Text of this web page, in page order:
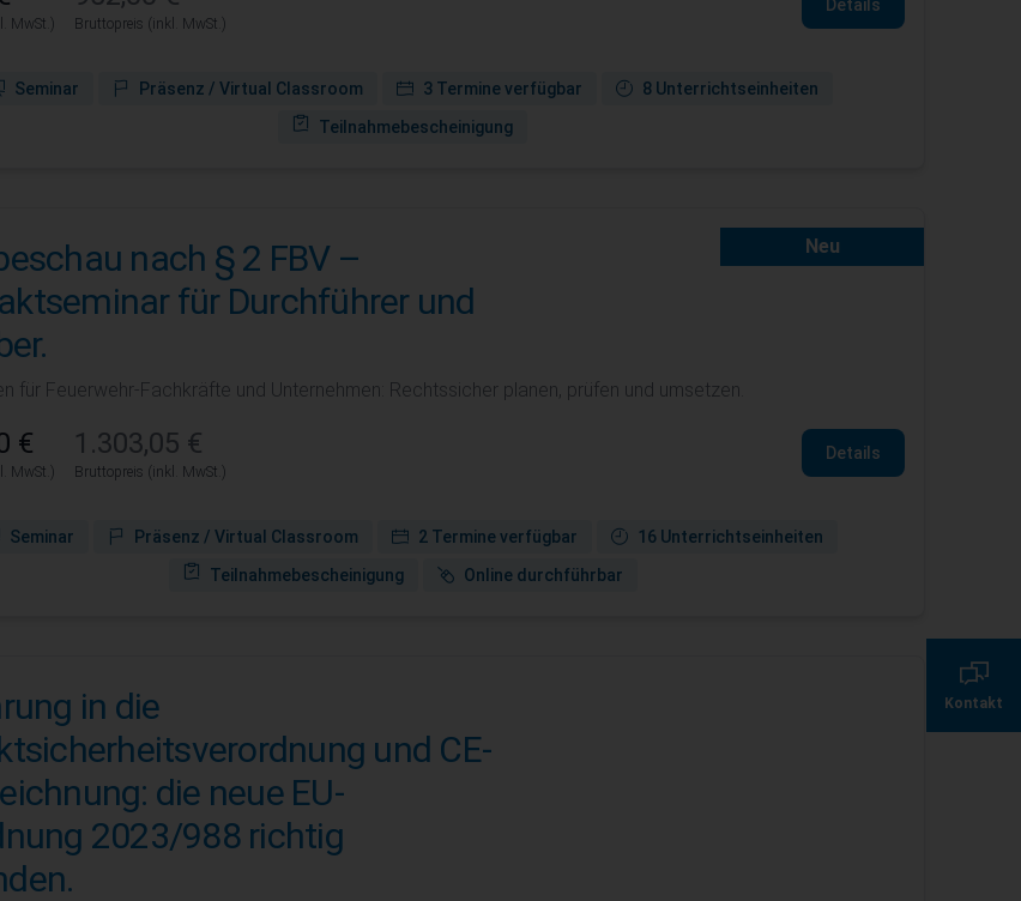
Kontakt
MwSt.) Bruttopreis (inkl. MwSt.)
Details
Seminar Präsenz / Virtual Classroom 3 Termine verfügbar
8 Unterrichtseinheiten
Teilnahmebescheinigung
Neu
nach § 2 FBV –
für Durchführer und
für Feuerwehr-Fachkräfte und Unternehmen: Rechtssicher planen, prüfen und umsetzen.
€
MwSt.)
1.303,05 €
Bruttopreis (inkl. MwSt.)
Details
Seminar Präsenz / Virtual Classroom 2 Termine verfügbar
16 Unterrichtseinheiten
Teilnahmebescheinigung
Online durchführbar
in die
und CE-
die neue EU-
2023/988 richtig